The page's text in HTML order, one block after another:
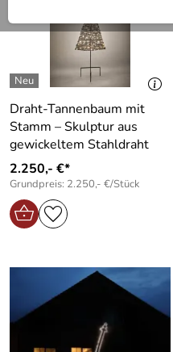
Draht-Tannenbaum mit
Stamm – Skulptur aus
gewickeltem Stahldraht
2.250,- €*
Grundpreis: 2.250,- €/Stück